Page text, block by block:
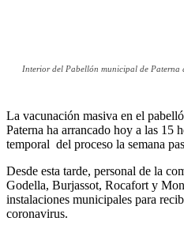
Interior del Pabellón municipal de Paterna
La vacunación masiva en el
Paterna ha arrancado hoy a las 15
temporal del proceso la semana
Desde esta tarde, personal de la
Godella, Burjassot, Rocafort y
instalaciones municipales para
coronavirus.